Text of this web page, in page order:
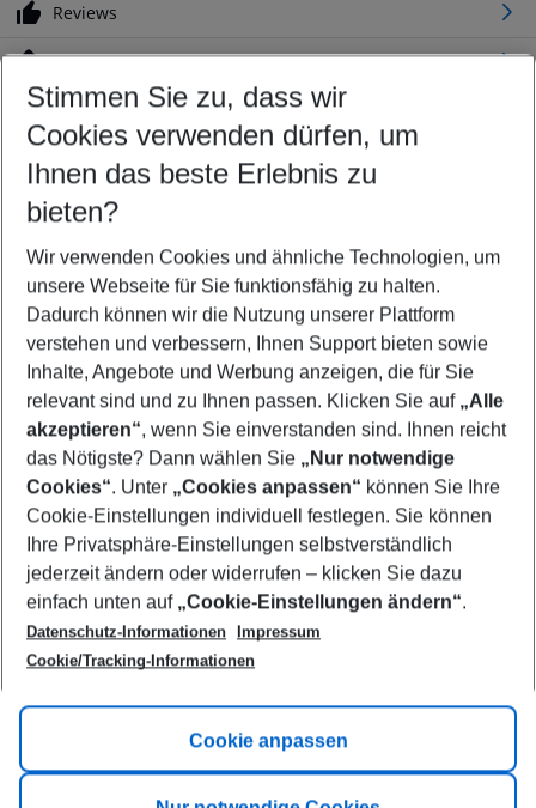
Reviews
Location
Customize your offer
Find the perfect deal which suits your best
Your departure airport
Any airport
Select your date range
08/08/26–06/08/27 5-8 nights
Who will travel
2 adults No children
Show more filter
Footer
Footer navigation
Title A
Link A
Stimmen Sie zu, dass wir
Cookies verwenden dürfen, um
Ihnen das beste Erlebnis zu
bieten?
Wir verwenden Cookies und ähnliche Technologien, um
unsere Webseite für Sie funktionsfähig zu halten.
Dadurch können wir die Nutzung unserer Plattform
verstehen und verbessern, Ihnen Support bieten sowie
Inhalte, Angebote und Werbung anzeigen, die für Sie
relevant sind und zu Ihnen passen. Klicken Sie auf „Alle
akzeptieren“, wenn Sie einverstanden sind. Ihnen reicht
das Nötigste? Dann wählen Sie „Nur notwendige
Cookies“. Unter „Cookies anpassen“ können Sie Ihre
Cookie-Einstellungen individuell festlegen. Sie können
Ihre Privatsphäre-Einstellungen selbstverständlich
jederzeit ändern oder widerrufen – klicken Sie dazu
einfach unten auf „Cookie-Einstellungen ändern“.
Datenschutz-Informationen
Impressum
Cookie/Tracking-Informationen
Cookie anpassen